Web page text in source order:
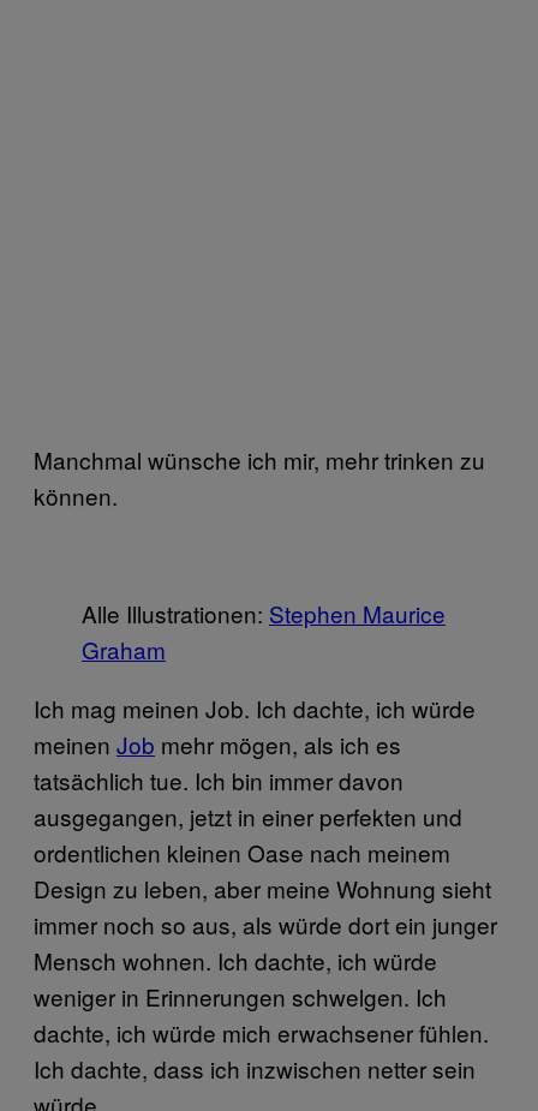
Manchmal wünsche ich mir, mehr trinken zu
können.
Alle Illustrationen: Stephen Maurice
Graham
Ich mag meinen Job. Ich dachte, ich würde
meinen Job mehr mögen, als ich es
tatsächlich tue. Ich bin immer davon
ausgegangen, jetzt in einer perfekten und
ordentlichen kleinen Oase nach meinem
Design zu leben, aber meine Wohnung sieht
immer noch so aus, als würde dort ein junger
Mensch wohnen. Ich dachte, ich würde
weniger in Erinnerungen schwelgen. Ich
dachte, ich würde mich erwachsener fühlen.
Ich dachte, dass ich inzwischen netter sein
würde.